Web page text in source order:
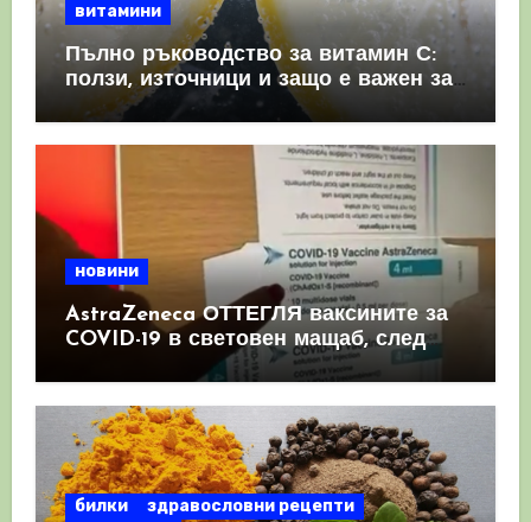
витамини
Пълно ръководство за витамин С:
ползи, източници и защо е важен за
имунната система
новини
AstraZeneca ОТТЕГЛЯ ваксините за
COVID-19 в световен мащаб, след
като призна, че те причиняват
билки
здравословни рецепти